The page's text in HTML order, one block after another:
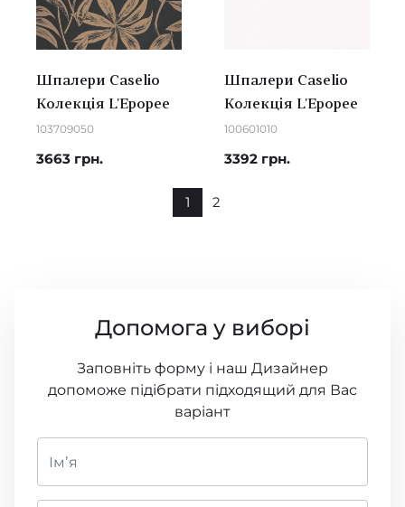
Шпалери Caselio
Колекція L'Epopee
103709050
3663 грн.
Шпалери Caselio
Колекція L'Epopee
100601010
3392 грн.
1 2
Допомога у виборі
Заповніть форму і наш Дизайнер
допоможе підібрати підходящий для Вас
варіант